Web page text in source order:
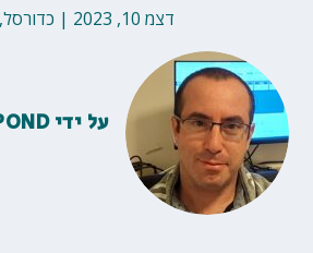
דצמ 10, 2023 | כדורסל
על ידי